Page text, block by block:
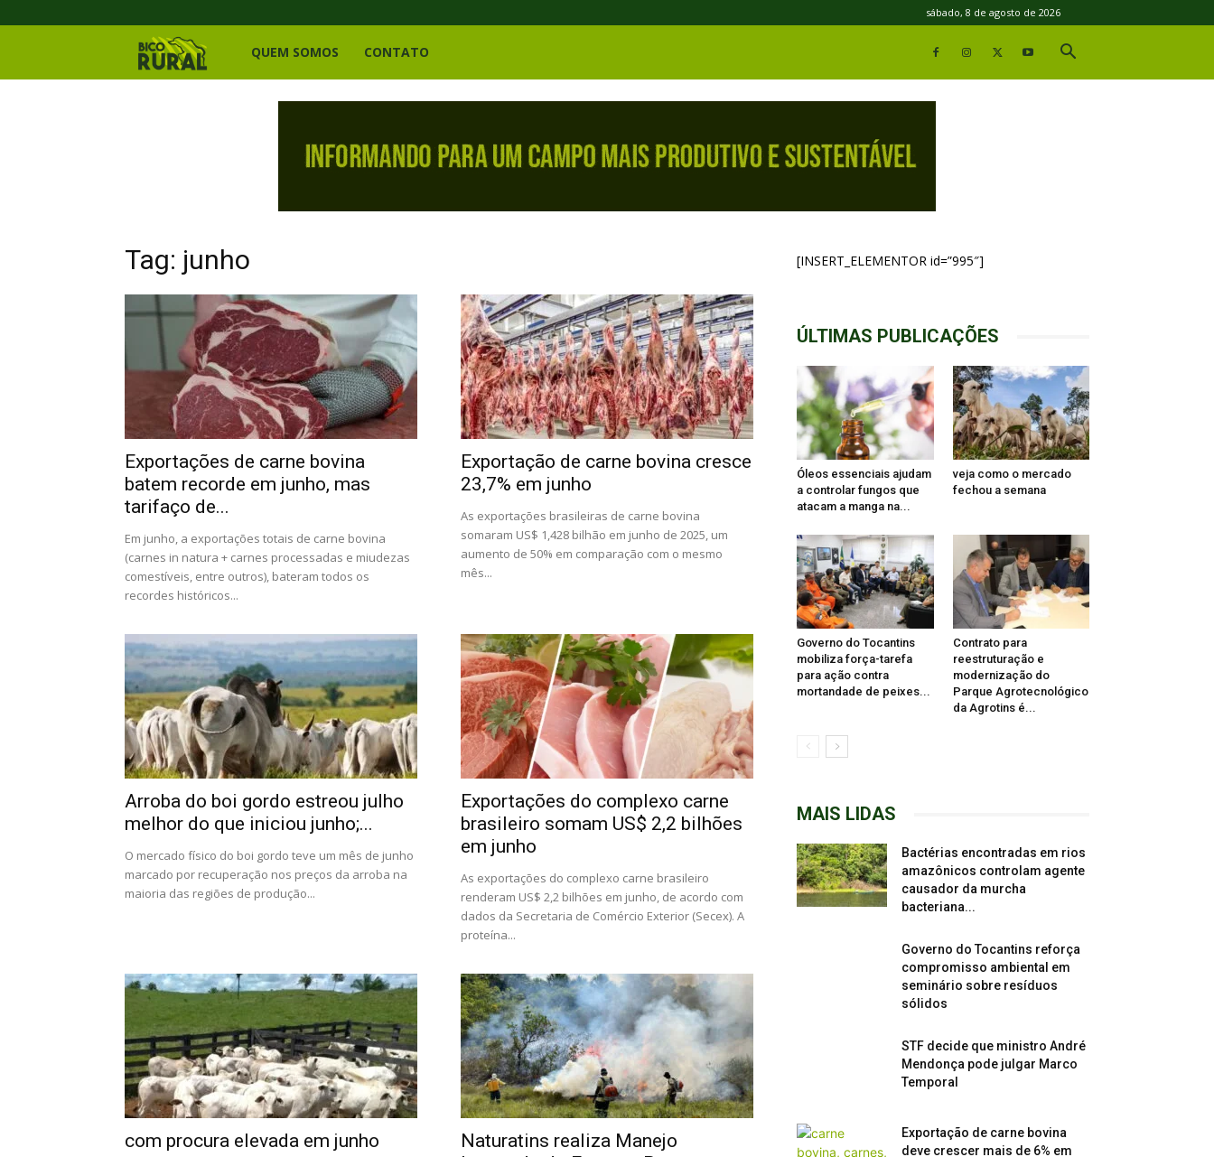
sábado, 8 de agosto de 2026
Bico
QUEM SOMOS CONTATO
Tag: junho
Exportações de carne bovina
batem recorde em junho, mas
tarifaço de...
Em junho, a exportações totais de carne bovina
(carnes in natura + carnes processadas e miudezas
comestíveis, entre outros), bateram todos os
recordes históricos...
Exportação de carne bovina cresce
23,7% em junho
As exportações brasileiras de carne bovina
somaram US$ 1,428 bilhão em junho de 2025, um
aumento de 50% em comparação com o mesmo
mês...
Arroba do boi gordo estreou julho
melhor do que iniciou junho;...
O mercado físico do boi gordo teve um mês de junho
marcado por recuperação nos preços da arroba na
maioria das regiões de produção...
Exportações do complexo carne
brasileiro somam US$ 2,2 bilhões
em junho
As exportações do complexo carne brasileiro
renderam US$ 2,2 bilhões em junho, de acordo com
dados da Secretaria de Comércio Exterior (Secex). A
proteína...
com procura elevada em junho
Naturatins realiza Manejo
[INSERT_ELEMENTOR id=”995″]
ÚLTIMAS PUBLICAÇÕES
Óleos essenciais ajudam
a controlar fungos que
atacam a manga na...
veja como o mercado
fechou a semana
Governo do Tocantins
mobiliza força-tarefa
para ação contra
mortandade de peixes...
Contrato para
reestruturação e
modernização do
Parque Agrotecnológico
da Agrotins é...
MAIS LIDAS
Bactérias encontradas em rios
amazônicos controlam agente
causador da murcha
bacteriana...
Governo do Tocantins reforça
compromisso ambiental em
seminário sobre resíduos
sólidos
STF decide que ministro André
Mendonça pode julgar Marco
Temporal
Exportação de carne bovina
deve crescer mais de 6% em